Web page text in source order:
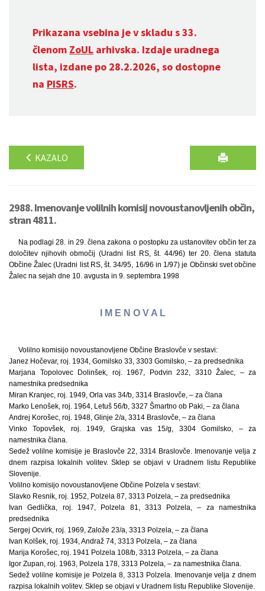
Prikazana vsebina je v skladu s 33.
členom ZoUL arhivska. Izdaje uradnega
lista, izdane po 28.2.2026, so dostopne
na PISRS.
KAZALO
2988. Imenovanje volilnih komisij novoustanovljenih občin,
stran 4811.
Na podlagi 28. in 29. člena zakona o postopku za ustanovitev občin ter za
določitev njihovih območij (Uradni list RS, št. 44/96) ter 20. člena statuta
Občine Žalec (Uradni list RS, št. 34/95, 16/96 in 1/97) je Občinski svet občine
Žalec na sejah dne 10. avgusta in 9. septembra 1998
I M E N O V A L
Volilno komisijo novoustanovljene Občine Braslovče v sestavi:
Janez Hočevar, roj. 1934, Gomilsko 33, 3303 Gomilsko, – za predsednika
Marjana Topolovec Dolinšek, roj. 1967, Podvin 232, 3310 Žalec, – za
namestnika predsednika
Miran Kranjec, roj. 1949, Orla vas 34/b, 3314 Braslovče, – za člana
Marko Lenošek, roj. 1964, Letuš 56/b, 3327 Šmartno ob Paki, – za člana
Andrej Korošec, roj. 1948, Glinje 2/a, 3314 Braslovče, – za člana
Vinko Topovšek, roj. 1949, Grajska vas 15/g, 3304 Gomilsko, – za
namestnika člana.
Sedež volilne komisije je Braslovče 22, 3314 Braslovče. Imenovanje velja z
dnem razpisa lokalnih volitev. Sklep se objavi v Uradnem listu Republike
Slovenije.
Volilno komisijo novoustanovljene Občine Polzela v sestavi:
Slavko Resnik, roj. 1952, Polzela 87, 3313 Polzela, – za predsednika
Ivan Gedlička, roj. 1947, Polzela 81, 3313 Polzela, – za namestnika
predsednika
Sergej Ocvirk, roj. 1969, Založe 23/a, 3313 Polzela, – za člana
Ivan Kolšek, roj. 1934, Andraž 74, 3313 Polzela, – za člana
Marija Korošec, roj. 1941 Polzela 108/b, 3313 Polzela, – za člana
Igor Zupan, roj. 1963, Polzela 178, 3313 Polzela, – za namestnika člana.
Sedež volilne komisije je Polzela 8, 3313 Polzela. Imenovanje velja z dnem
razpisa lokalnih volitev. Sklep se objavi v Uradnem listu Republike Slovenije.